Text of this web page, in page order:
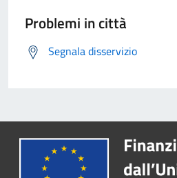
Problemi in città
Segnala disservizio